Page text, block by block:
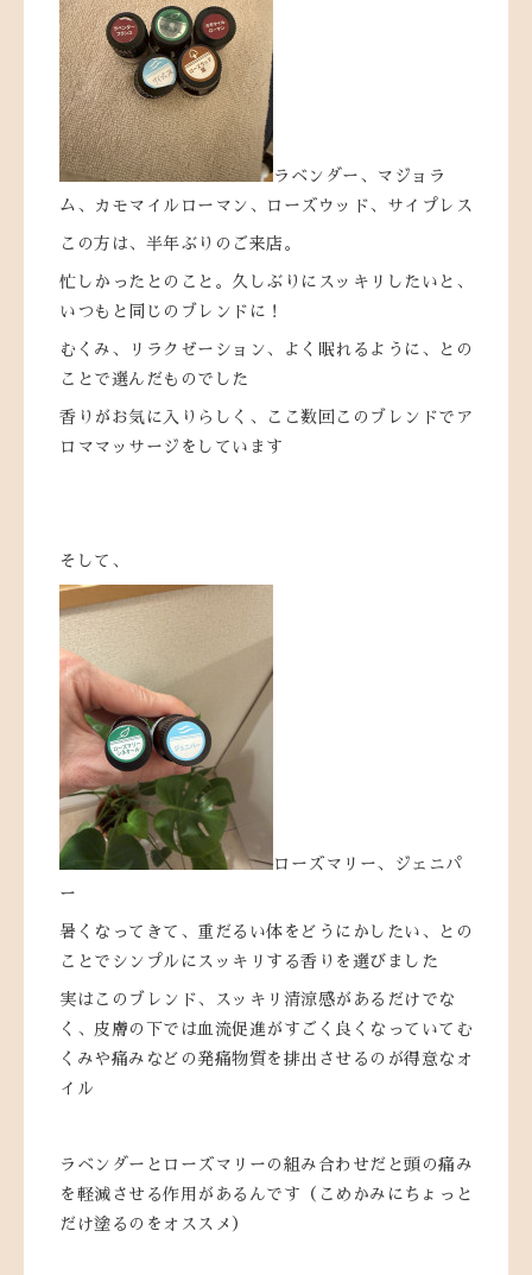
ラベンダー、マジョラ
ム、カモマイルローマン、ローズウッド、サイプレス
この方は、半年ぶりのご来店。
忙しかったとのこと。久しぶりにスッキリしたいと、
いつもと同じのブレンドに！
むくみ、リラクゼーション、よく眠れるように、との
ことで選んだものでした
香りがお気に入りらしく、ここ数回このブレンドでア
ロママッサージをしています
そして、
ローズマリー、ジェニパ
ー
暑くなってきて、重だるい体をどうにかしたい、との
ことでシンプルにスッキリする香りを選びました
実はこのブレンド、スッキリ清涼感があるだけでな
く、皮膚の下では血流促進がすごく良くなっていてむ
くみや痛みなどの発痛物質を排出させるのが得意なオ
イル
ラベンダーとローズマリーの組み合わせだと頭の痛み
を軽減させる作用があるんです（こめかみにちょっと
だけ塗るのをオススメ）